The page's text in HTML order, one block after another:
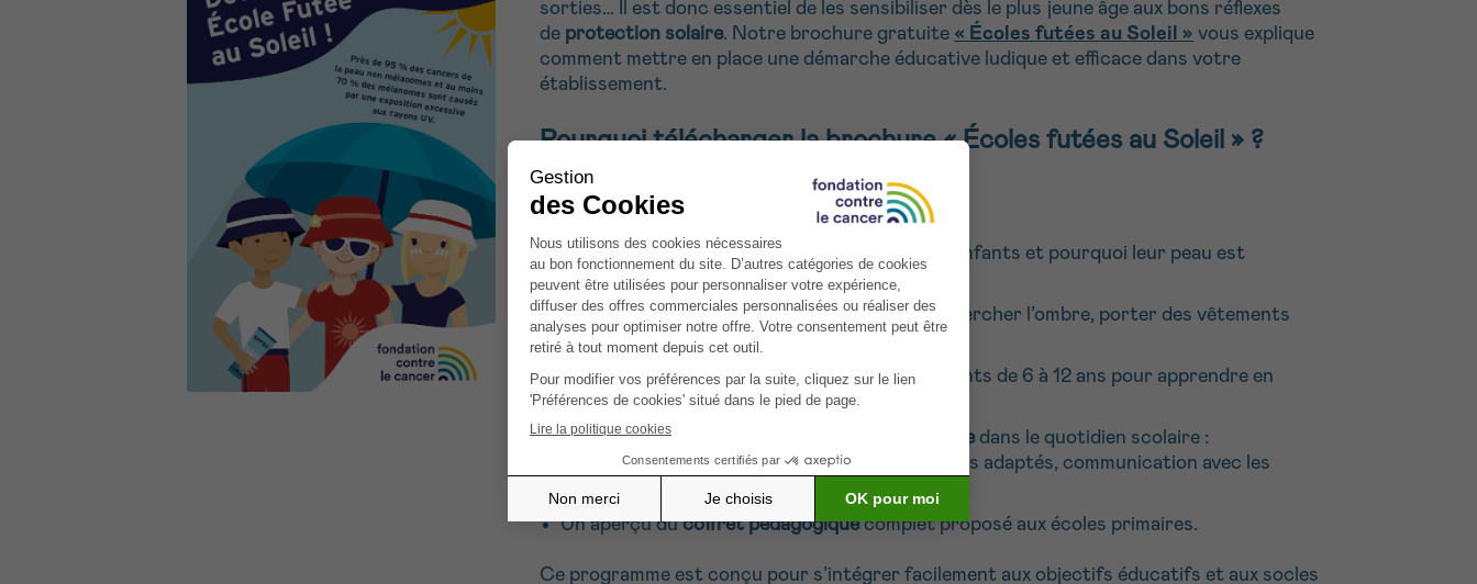
sorties… Il est donc essentiel de les sensibiliser dès le plus jeune âge aux bons réflexes
de protection solaire. Notre brochure gratuite « Écoles futées au Soleil » vous explique
comment mettre en place une démarche éducative ludique et efficace dans votre
établissement.
Pourquoi télécharger la brochure « Écoles futées au Soleil » ?
Dans cette brochure, vous découvrirez :
Lesrisques liés à l’exposition solaire
chez les enfants et pourquoi leur peau est
particulièrement vulnérable.
Lesrègles de base de la prévention solaire: chercher l’ombre, porter des vêtements
couvrants, appliquer de la crème solaire.
Desactivités pédagogiques adaptées aux enfants de 6 à 12 ans pour apprendre en
s’amusant.
Des conseils pour
intégrer la prévention solaire dans le quotidien scolaire :
aménagement des cours de récréation, horaires adaptés, communication avec les
parents.
Un aperçu ducoffret pédagogiquecomplet proposé aux écoles primaires.
Ce programme est conçu pour s’intégrer facilement aux objectifs éducatifs et aux socles